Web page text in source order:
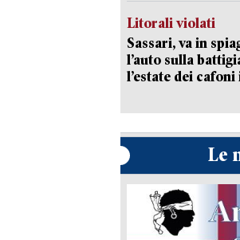
Litorali violati
Sassari, va in
l’auto sulla
l’estate dei cafoni
Le